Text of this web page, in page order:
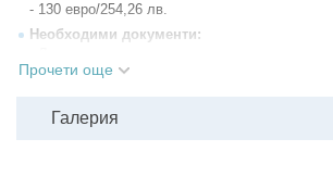
- 130 евро/254,26 лв.
Необходими документи:
валидност към датата на отпътуване;
необходима нотариално заверена
Прочети още
Галерия